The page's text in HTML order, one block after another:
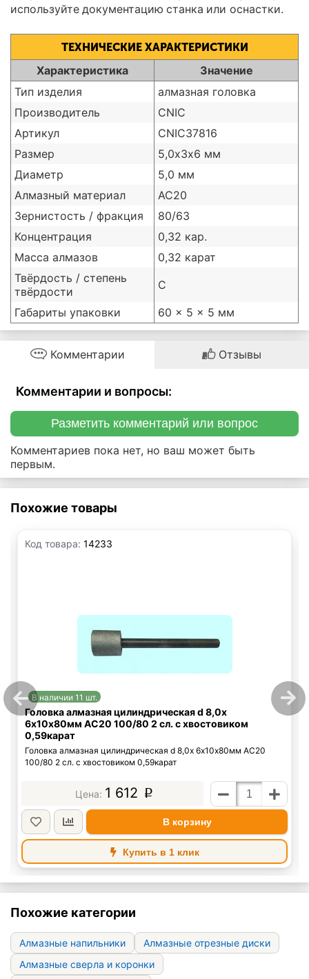
используйте документацию станка или оснастки.
ТЕХНИЧЕСКИЕ ХАРАКТЕРИСТИКИ
Характеристика
Значение
Тип изделия
алмазная головка
Производитель
CNIC
Артикул
CNIC37816
Размер
5,0х3х6 мм
Диаметр
5,0 мм
Алмазный материал
АС20
Зернистость / фракция
80/63
Концентрация
0,32 кар.
Масса алмазов
0,32 карат
Твёрдость / степень
твёрдости
С
Габариты упаковки
60 × 5 × 5 мм
Комментарии Отзывы
Комментарии и вопросы:
Разметить комментарий или вопрос
Комментариев пока нет, но ваш может быть
первым.
Похожие товары
Код товара: 14233
В наличии 11 шт.
Головка алмазная цилиндрическая d 8,0х
6х10х80мм АС20 100/80 2 сл. с хвостовиком
0,59карат
Головка алмазная цилиндрическая d 8,0х 6х10х80мм АС20
100/80 2 сл. с хвостовиком 0,59карат
1 612 p
В корзину
Купить в 1 клик
Похожие категории
Алмазные напильники
Алмазные отрезные диски
Алмазные сверла и коронки